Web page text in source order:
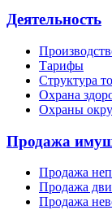
Деятельность
Тарифы
Структура
Охрана
Охраны
Продажа
Продажа
Продажа
Продажа